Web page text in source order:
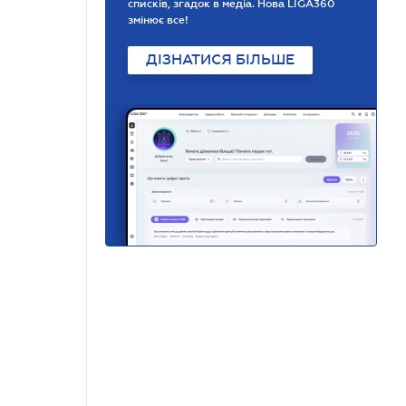
списків, згадок в медіа. Нова LIGA360
змінює все!
ДІЗНАТИСЯ БІЛЬШЕ